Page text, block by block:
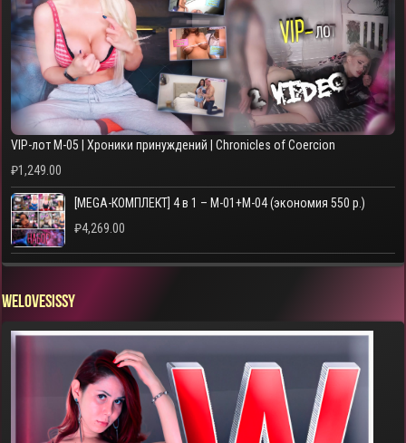
VIP-лот M-05 | Хроники принуждений | Chronicles of Coercion
₽1,249.00
[MEGA-КОМПЛЕКТ] 4 в 1 – M-01+M-04 (экономия 550 р.)
₽4,269.00
WELOVESISSY